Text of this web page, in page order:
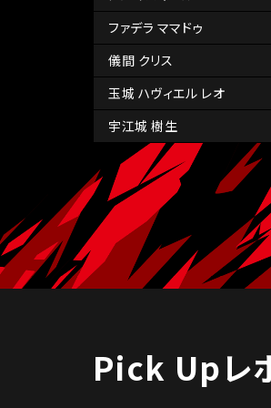
ファデラ ママドゥ
儀間 クリス
玉城 ハヴィエル レオ
宇江城 樹生
Pick Upレ